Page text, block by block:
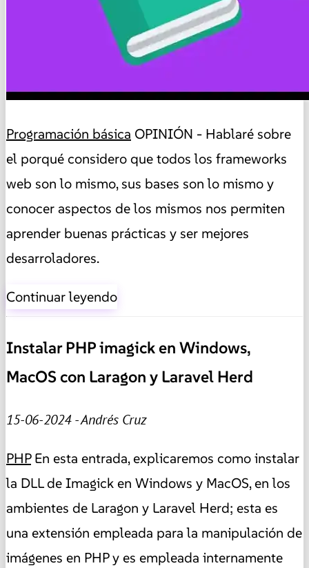
Programación básica OPINIÓN - Hablaré sobre
el porqué considero que todos los frameworks
web son lo mismo, sus bases son lo mismo y
conocer aspectos de los mismos nos permiten
aprender buenas prácticas y ser mejores
desarroladores.
Continuar leyendo
Instalar PHP imagick en Windows,
MacOS con Laragon y Laravel Herd
15-06-2024 - Andrés Cruz
PHP En esta entrada, explicaremos como instalar
la DLL de Imagick en Windows y MacOS, en los
ambientes de Laragon y Laravel Herd; esta es
una extensión empleada para la manipulación de
imágenes en PHP y es empleada internamente